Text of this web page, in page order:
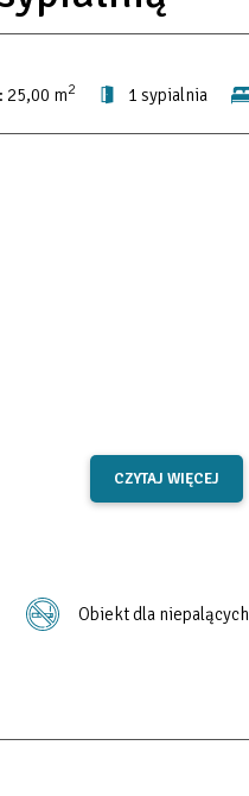
25,00 m2 1 sypialnia
CZYTAJ WIĘCEJ
Obiekt dla niepalących